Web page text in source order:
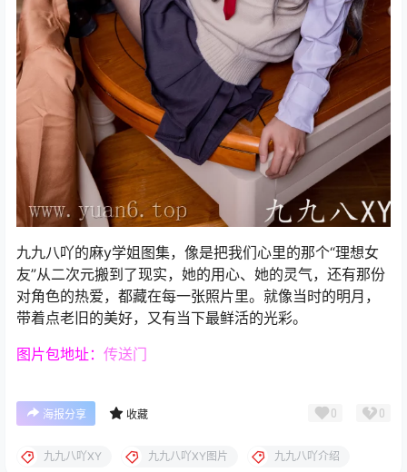
九九八吖的麻y学姐图集，像是把我们心里的那个“理想女
友”从二次元搬到了现实，她的用心、她的灵气，还有那份
对角色的热爱，都藏在每一张照片里。就像当时的明月，
带着点老旧的美好，又有当下最鲜活的光彩。
图片包地址： 传送门
海报分享 收藏 0 0
九九八吖XY 九九八吖XY图片 九九八吖介绍